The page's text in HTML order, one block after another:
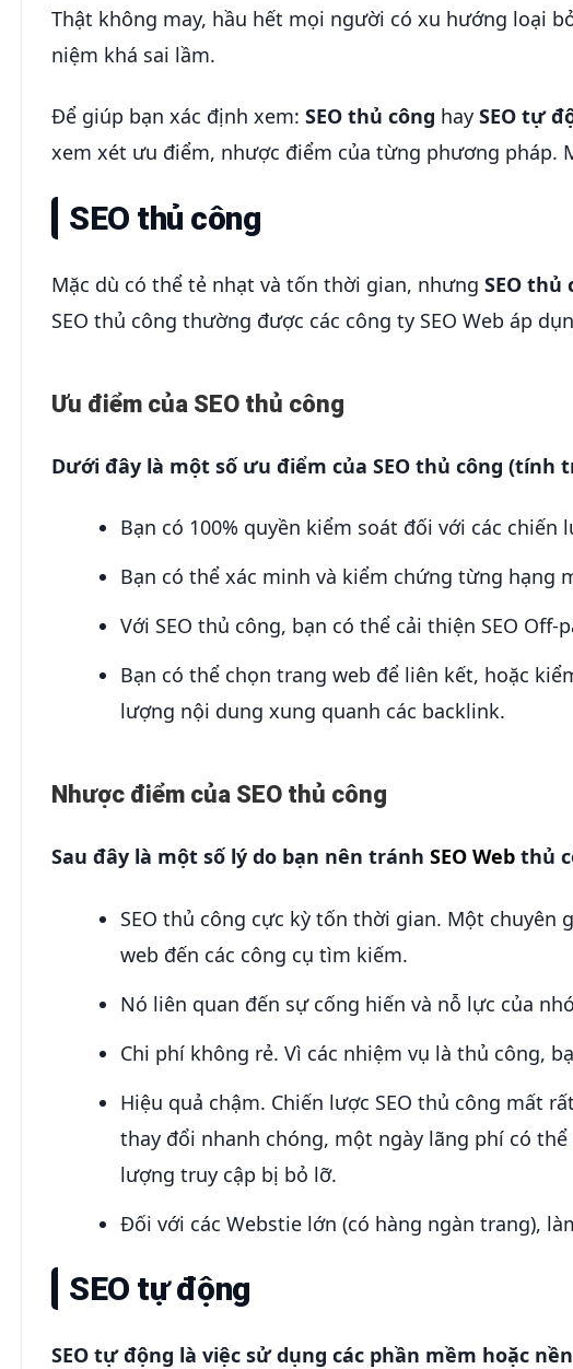
Thật không may, hầu hết mọi người có xu hướng loại
niệm khá sai lầm.
Để giúp bạn xác định xem: SEO thủ công hay SEO tự
xem xét ưu điểm, nhược điểm của từng phương pháp.
SEO thủ công
Mặc dù có thể tẻ nhạt và tốn thời gian, nhưng SEO thủ
SEO thủ công thường được các công ty SEO Web áp
Ưu điểm của SEO thủ công
Dưới đây là một số ưu điểm của SEO thủ công (tính
Bạn có 100% quyền kiểm soát đối với các
Bạn có thể xác minh và kiểm chứng từng hạng
Với SEO thủ công, bạn có thể cải thiện SEO Off-
Bạn có thể chọn trang web để liên kết, hoặc
lượng nội dung xung quanh các backlink.
Nhược điểm của SEO thủ công
Sau đây là một số lý do bạn nên tránh SEO Web thủ
SEO thủ công cực kỳ tốn thời gian. Một chuyên
web đến các công cụ tìm kiếm.
Nó liên quan đến sự cống hiến và nỗ lực của
Chi phí không rẻ. Vì các nhiệm vụ là thủ công,
Hiệu quả chậm. Chiến lược SEO thủ công mất
thay đổi nhanh chóng, một ngày lãng phí có
lượng truy cập bị bỏ lỡ.
Đối với các Webstie lớn (có hàng ngàn trang),
SEO tự động
SEO tự động là việc sử dụng các phần mềm hoặc